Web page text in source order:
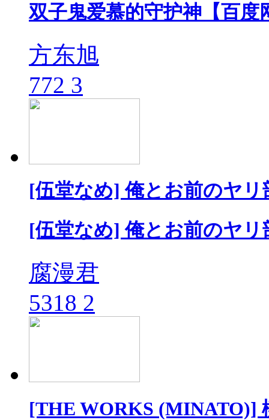
双子鬼爱慕的守护神【百度
方东旭
772 3
[伍堂なめ] 俺とお前のヤリ
[伍堂なめ] 俺とお前のヤリ
腐漫君
5318 2
[THE WORKS (MINATO)]